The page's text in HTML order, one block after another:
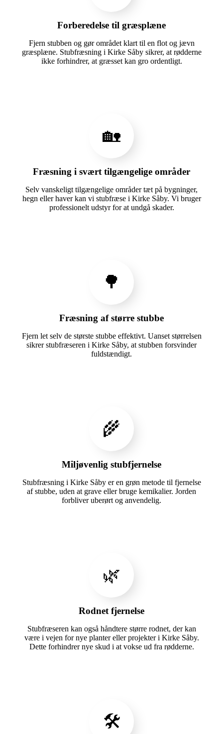
Forberedelse til græsplæne
Fjern stubben og gør området klart til en flot og jævn
græsplæne. Stubfræsning i Kirke Såby sikrer, at rødderne
ikke forhindrer, at græsset kan gro ordentligt.
🏡
Fræsning i svært tilgængelige områder
Selv vanskeligt tilgængelige områder tæt på bygninger,
hegn eller haver kan vi stubfræse i Kirke Såby. Vi bruger
professionelt udstyr for at undgå skader.
🌳
Fræsning af større stubbe
Fjern let selv de største stubbe effektivt. Uanset størrelsen
sikrer stubfræseren i Kirke Såby, at stubben forsvinder
fuldstændigt.
🌾
Miljøvenlig stubfjernelse
Stubfræsning i Kirke Såby er en grøn metode til fjernelse
af stubbe, uden at grave eller bruge kemikalier. Jorden
forbliver uberørt og anvendelig.
🌿
Rodnet fjernelse
Stubfræseren kan også håndtere større rodnet, der kan
være i vejen for nye planter eller projekter i Kirke Såby.
Dette forhindrer nye skud i at vokse ud fra rødderne.
🛠️